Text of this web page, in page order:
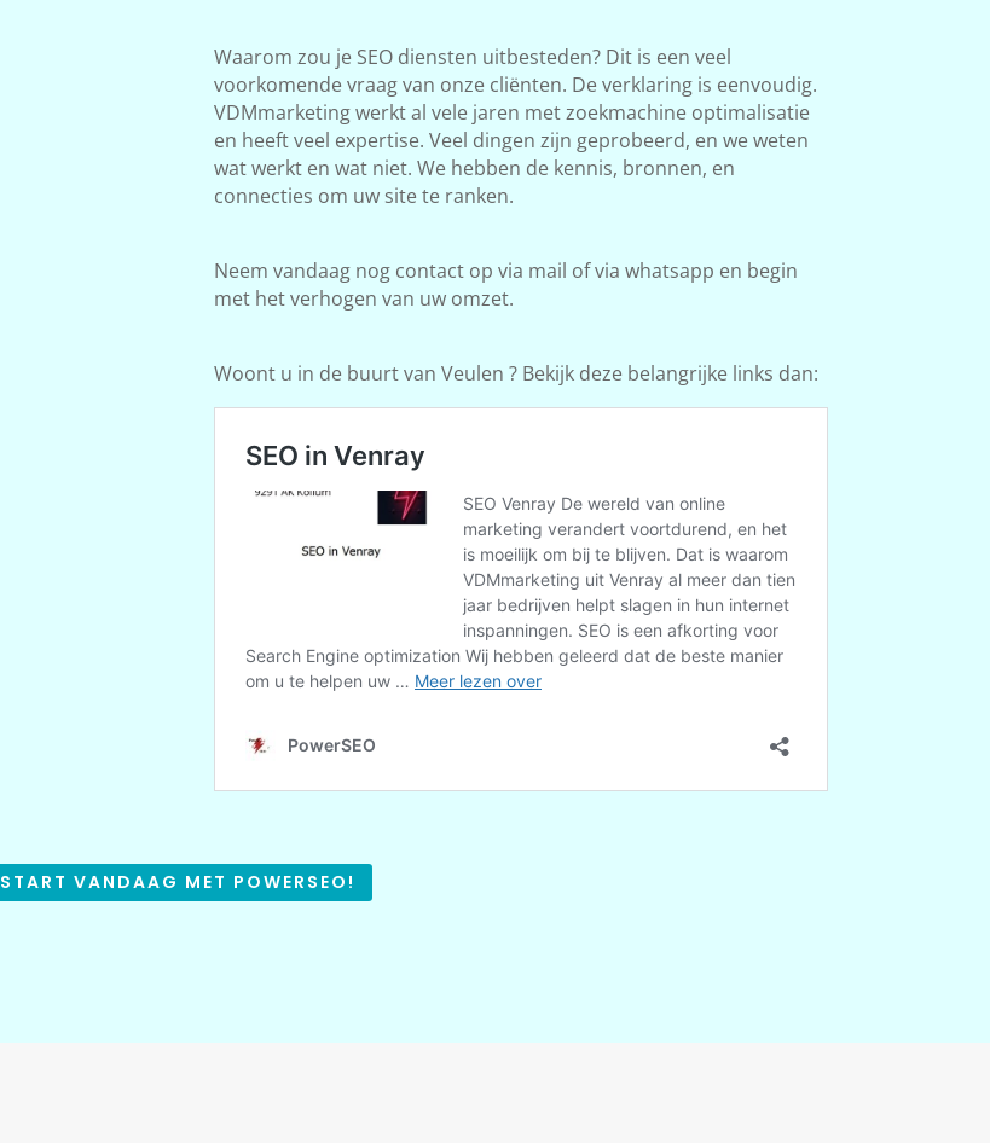
Waarom zou je SEO diensten uitbesteden? Dit is een veel
voorkomende vraag van onze cliënten. De verklaring is eenvoudig.
VDMmarketing werkt al vele jaren met zoekmachine optimalisatie
en heeft veel expertise. Veel dingen zijn geprobeerd, en we weten
wat werkt en wat niet. We hebben de kennis, bronnen, en
connecties om uw site te ranken.
Neem vandaag nog contact op via mail of via whatsapp en begin
met het verhogen van uw omzet.
Woont u in de buurt van Veulen ? Bekijk deze belangrijke links dan:
START VANDAAG MET POWERSEO!